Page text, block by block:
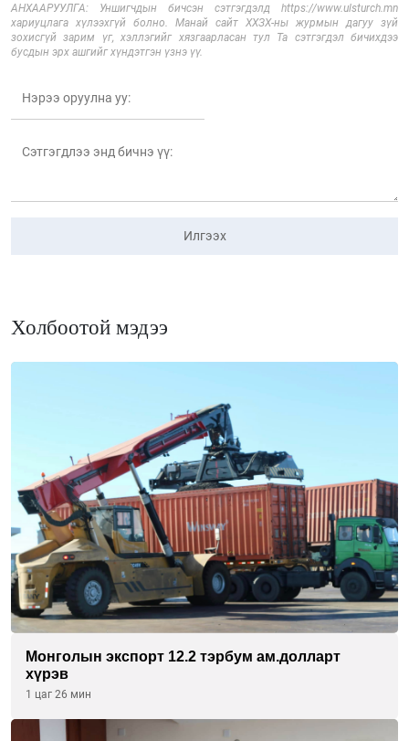
АНХААРУУЛГА: Уншигчдын бичсэн сэтгэгдэлд https://www.ulsturch.mn
хариуцлага хүлээхгүй болно. Манай сайт ХХЗХ-ны журмын дагуу зүй
зохисгүй зарим үг, хэллэгийг хязгаарласан тул Та сэтгэгдэл бичихдээ
бусдын эрх ашгийг хүндэтгэн үзнэ үү.
Илгээх
Холбоотой мэдээ
Монголын экспорт 12.2 тэрбум ам.долларт
хүрэв
1 цаг 26 мин